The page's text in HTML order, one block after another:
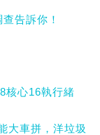
告訴你！
核心16執行緒
大車拼，洋垃圾